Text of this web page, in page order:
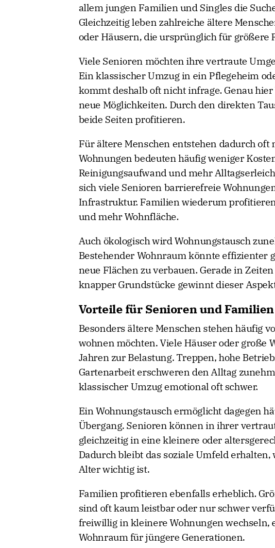
allem jungen Familien und Singles die
Gleichzeitig leben zahlreiche ältere
oder Häusern, die ursprünglich für größere
Viele Senioren möchten ihre vertraute
Ein klassischer Umzug in ein Pflegeheim
kommt deshalb oft nicht infrage. Genau
neue Möglichkeiten. Durch den direkten
beide Seiten profitieren.
Für ältere Menschen entstehen dadurch oft
Wohnungen bedeuten häufig weniger
Reinigungsaufwand und mehr
sich viele Senioren barrierefreie
Infrastruktur. Familien wiederum
und mehr Wohnfläche.
Auch ökologisch wird Wohnungstausch
Bestehender Wohnraum könnte effizienter
neue Flächen zu verbauen. Gerade in
knapper Grundstücke gewinnt dieser
Vorteile für Senioren und Familien
Besonders ältere Menschen stehen häufig
wohnen möchten. Viele Häuser oder große
Jahren zur Belastung. Treppen, hohe
Gartenarbeit erschweren den Alltag
klassischer Umzug emotional oft schwer.
Ein Wohnungstausch ermöglicht dagegen
Übergang. Senioren können in ihrer
gleichzeitig in eine kleinere oder
Dadurch bleibt das soziale Umfeld
Alter wichtig ist.
Familien profitieren ebenfalls erheblich.
sind oft kaum leistbar oder nur schwer
freiwillig in kleinere Wohnungen wechseln,
Wohnraum für jüngere Generationen.